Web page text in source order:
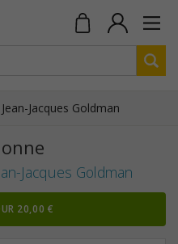
Jean-Jacques Goldman
Jacques Goldman
20,00 €